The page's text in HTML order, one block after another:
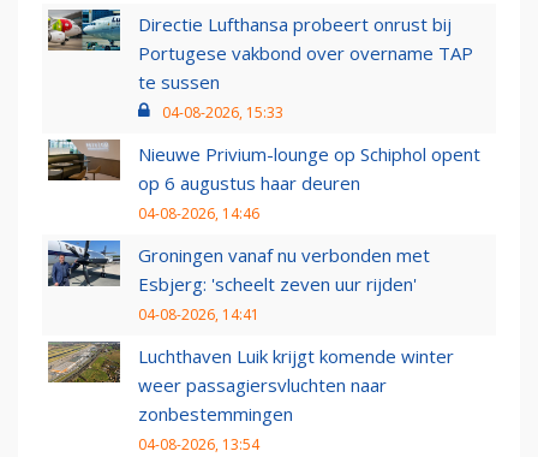
Directie Lufthansa probeert onrust bij
Portugese vakbond over overname TAP
te sussen
04-08-2026, 15:33
Nieuwe Privium-lounge op Schiphol opent
op 6 augustus haar deuren
04-08-2026, 14:46
Groningen vanaf nu verbonden met
Esbjerg: 'scheelt zeven uur rijden'
04-08-2026, 14:41
Luchthaven Luik krijgt komende winter
weer passagiersvluchten naar
zonbestemmingen
04-08-2026, 13:54